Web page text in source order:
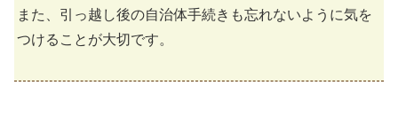
また、引っ越し後の自治体手続きも忘れないように気を
つけることが大切です。